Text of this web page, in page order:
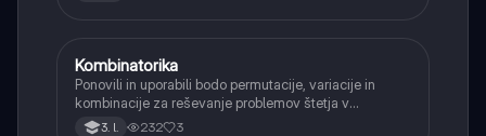
Matematika
Kombinatorika
Ponovili in uporabili bodo permutacije, variacije in
kombinacije za reševanje problemov štetja v
verjetnosti.
3. l. 232 3